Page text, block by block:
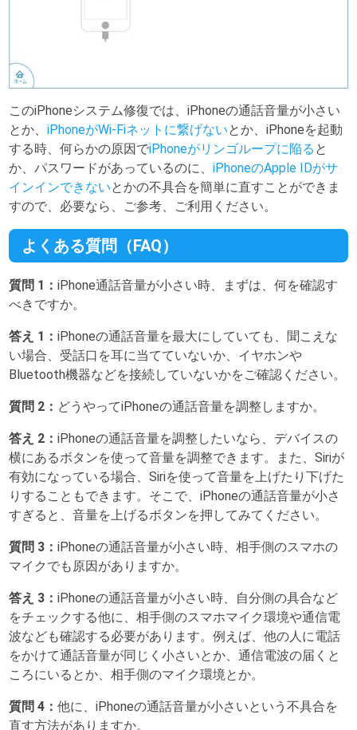
このiPhoneシステム修復では、iPhoneの通話音量が小さい
とか、iPhoneがWi-Fiネットに繋げないとか、iPhoneを起動
する時、何らかの原因でiPhoneがリンゴループに陥る と
か、パスワードがあっているのに、iPhoneのApple IDがサ
インインできないとかの不具合を簡単に直すことができま
すので、必要なら、ご参考、ご利用ください。
よくある質問（FAQ）
質問 1：iPhone通話音量が小さい時、まずは、何を確認す
べきですか。
答え 1：iPhoneの通話音量を最大にしていても、聞こえな
い場合、受話口を耳に当てていないか、イヤホンや
Bluetooth機器などを接続していないかをご確認ください。
質問 2： どうやってiPhoneの通話音量を調整しますか。
答え 2：iPhoneの通話音量を調整したいなら、デバイスの
横にあるボタンを使って音量を調整できます。また、Siriが
有効になっている場合、Siriを使って音量を上げたり下げた
りすることもできます。そこで、iPhoneの通話音量が小さ
すぎると、音量を上げるボタンを押してみてください。
質問 3：iPhoneの通話音量が小さい時、相手側のスマホの
マイクでも原因がありますか。
答え 3：iPhoneの通話音量が小さい時、自分側の具合など
をチェックする他に、相手側のスマホマイク環境や通信電
波なども確認する必要があります。例えば、他の人に電話
をかけて通話音量が同じく小さいとか、通信電波の届くと
ころにいるとか、相手側のマイク環境とか。
質問 4：他に、iPhoneの通話音量が小さいという不具合を
直す方法がありますか。